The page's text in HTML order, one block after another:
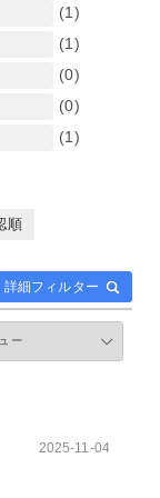
(1)
(1)
(0)
(0)
(1)
詳細フィルター
順
2025-11-04